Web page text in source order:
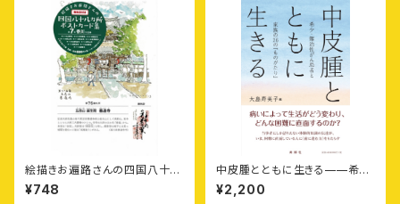
絵描きお遍路さんの四国八十八
カ所御朱印付きポストカード集
〈第7集〉香川11カ寺
¥748
中皮腫とともに生きる——希
少・難治性がん患者と家族の26
の「ものがたり」
¥2,200